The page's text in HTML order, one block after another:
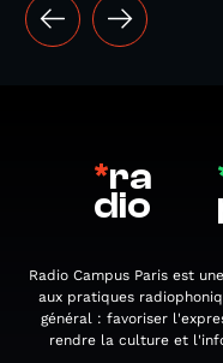
*ra
dio
Radio Campus Paris est
aux pratiques
général : favoriser
rendre la culture et